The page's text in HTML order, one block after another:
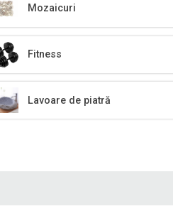
Mozaicuri
Fitness
Lavoare de piatră